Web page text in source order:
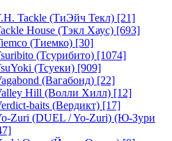
Tackle (ТиЭйч Текл) [21]
House (Тэкл Хаус) [693]
(Тиемко) [30]
(Тсурибито) [1074]
(Тсуеки) [909]
(Вагабонд) [22]
Hill (Волли Хилл) [12]
baits (Вердикт) [17]
Zuri (DUEL / Yo-Zuri) (Ю-Зури